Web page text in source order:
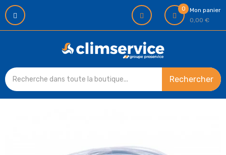
0
Mon panier
0,00 €
Rechercher